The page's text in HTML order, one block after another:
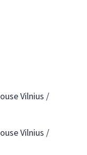
Vilnius /
Vilnius /